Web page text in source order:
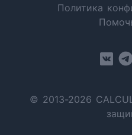
Политика
© 2013-2026